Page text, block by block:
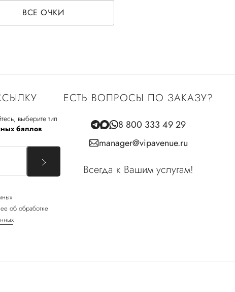
ВСЕ ОЧКИ
выберите тип
баллов
об обработке
ЕСТЬ ВОПРОСЫ ПО ЗАКАЗУ?
8 800 333 49 29
manager@vipavenue.ru
Всегда к Вашим услугам!